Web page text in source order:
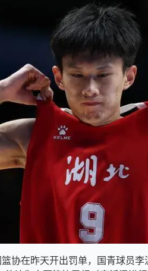
协在昨天开出罚单，国青球员